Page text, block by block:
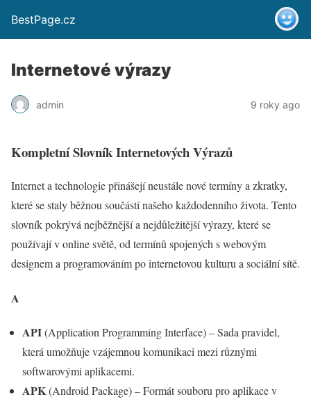
BestPage.cz
Internetové výrazy
admin 9 roky ago
Kompletní Slovník Internetových Výrazů
Internet a technologie přinášejí neustále nové termíny a zkratky,
které se staly běžnou součástí našeho každodenního života. Tento
slovník pokrývá nejběžnější a nejdůležitější výrazy, které se
používají v online světě, od termínů spojených s webovým
designem a programováním po internetovou kulturu a sociální sítě.
A
API(Application Programming Interface) – Sada pravidel,
která umožňuje vzájemnou komunikaci mezi různými
softwarovými aplikacemi.
APK(Android Package) – Formát souboru pro aplikace v